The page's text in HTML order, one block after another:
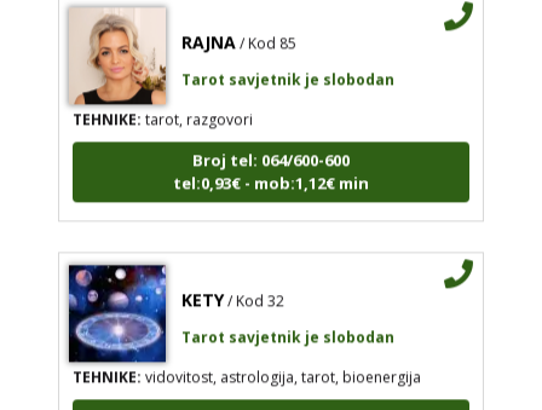
RAJNA / Kod 85
Tarot savjetnik je slobodan
TEHNIKE:tarot, razgovori
Broj tel: 064/600-600
tel:0,93€ - mob:1,12€ min
KETY / Kod 32
Tarot savjetnik je slobodan
TEHNIKE:vidovitost, astrologija, tarot, bioenergija